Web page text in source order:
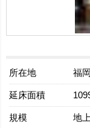
所在地 福
延床面積
規模 地